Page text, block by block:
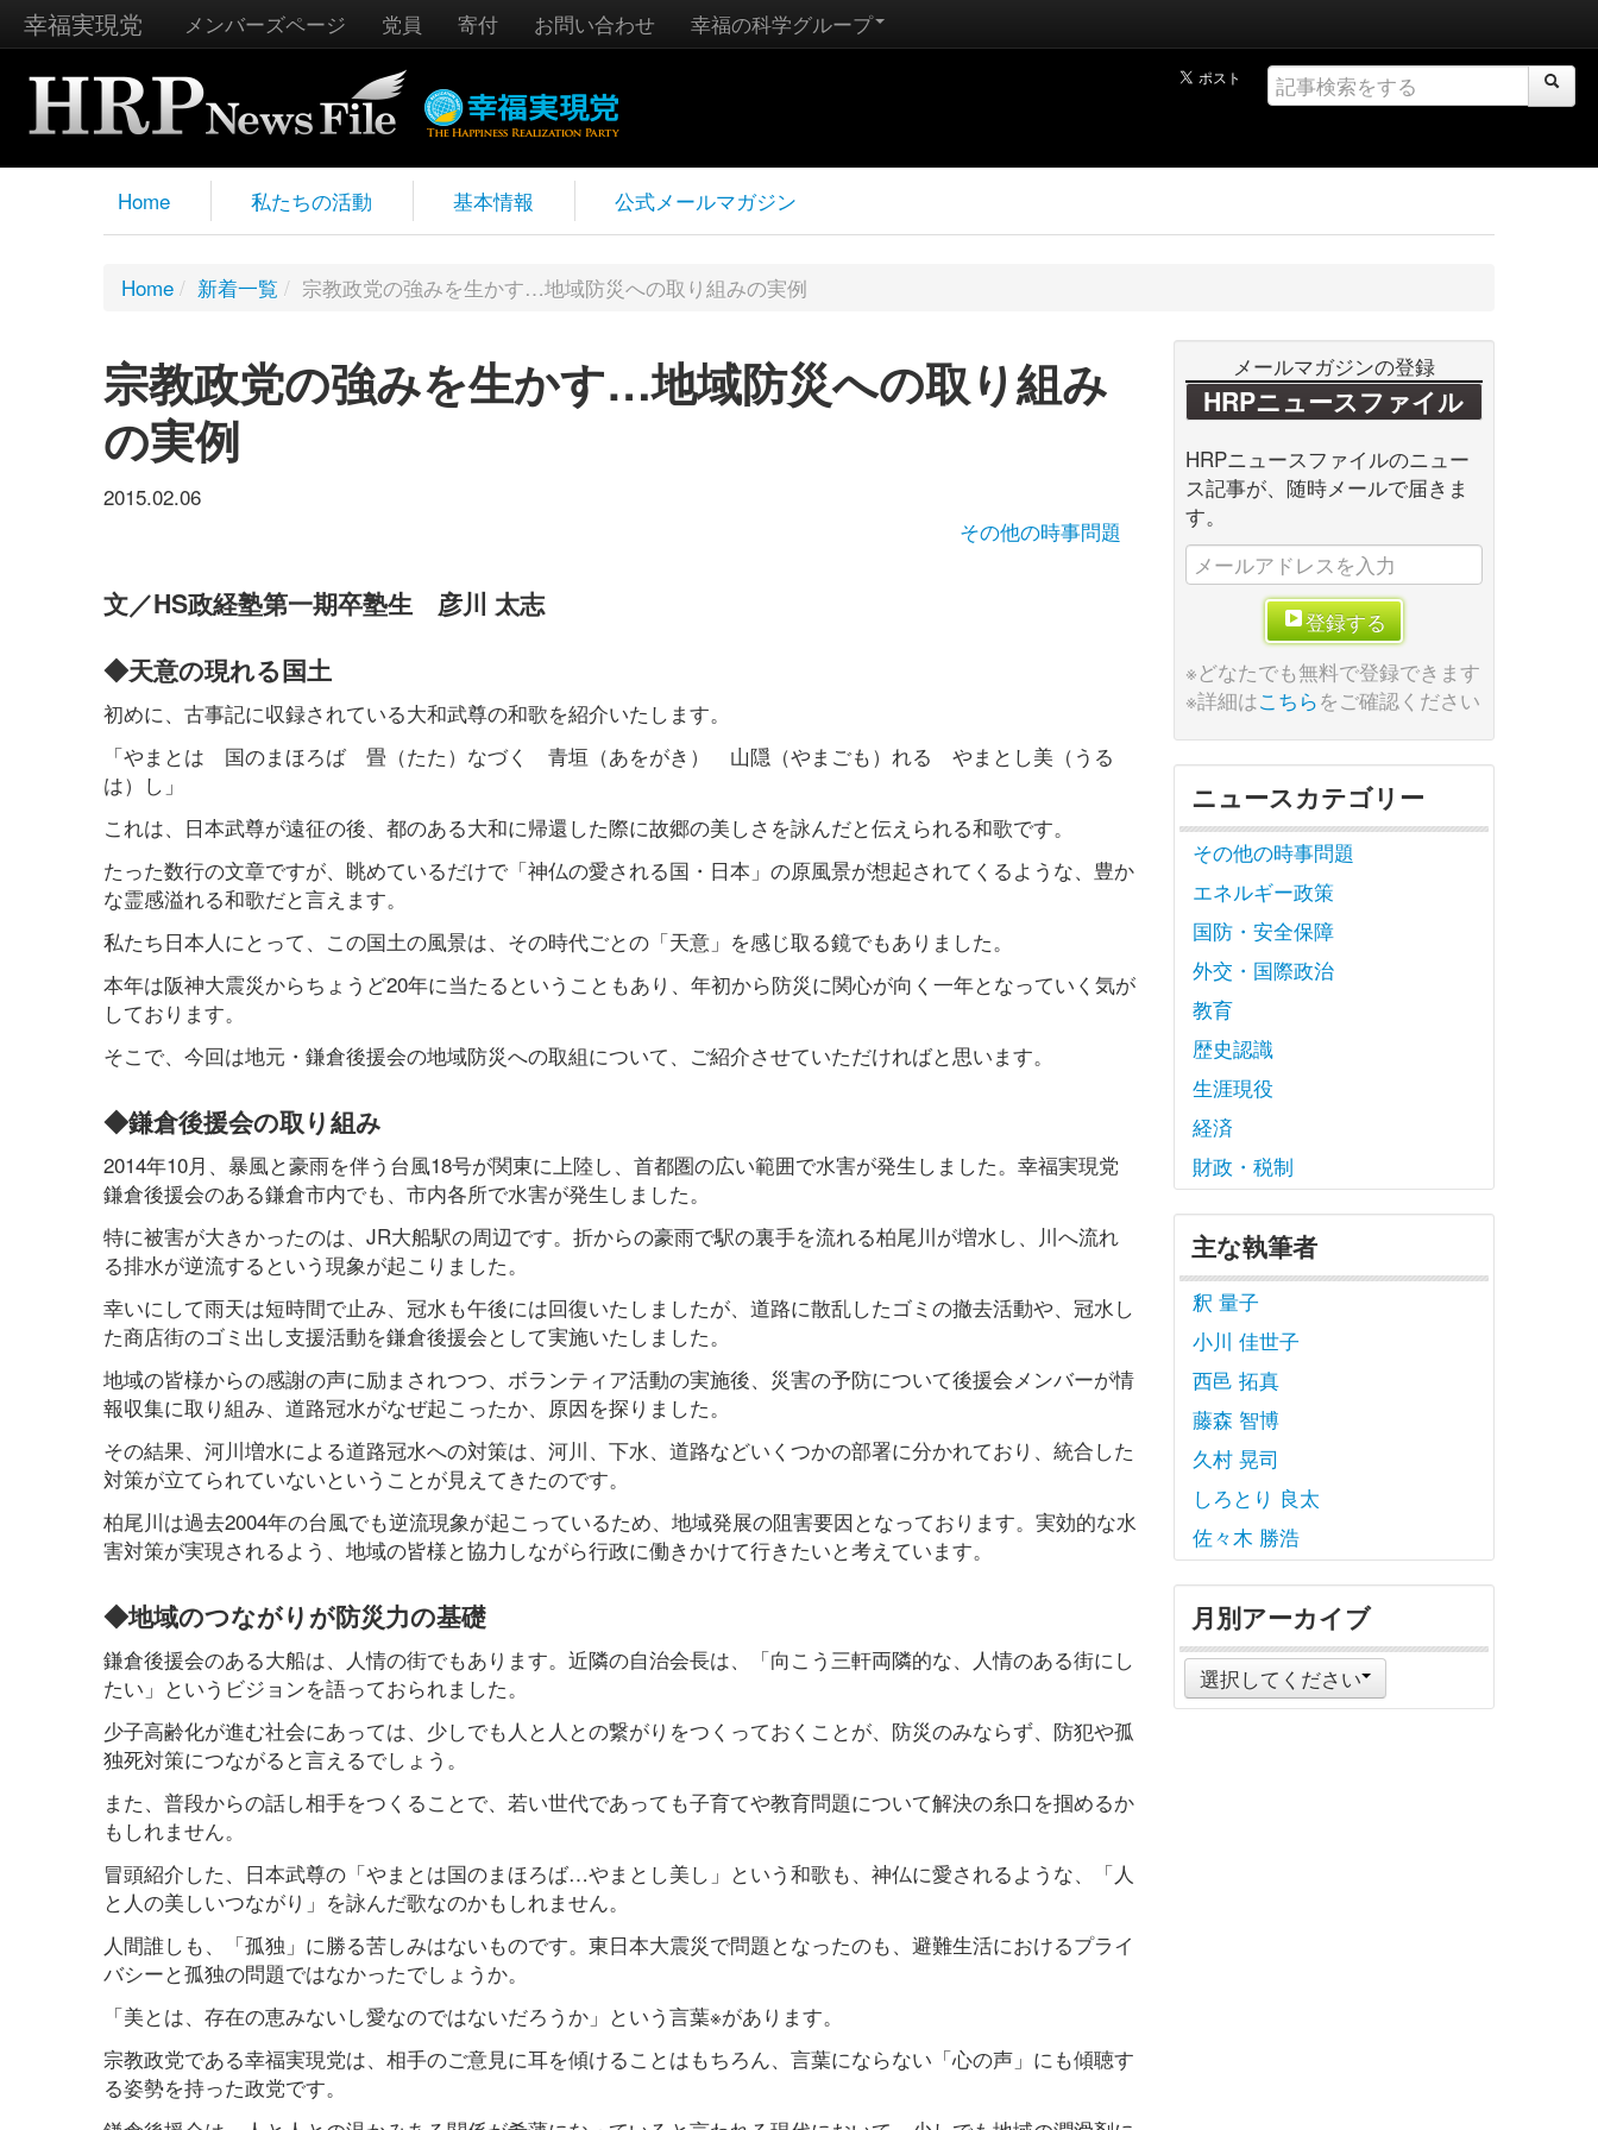
幸福実現党 メンバーズページ 党員 寄付 お問い合わせ 幸福の科学グループ
Home 私たちの活動 基本情報 公式メールマガジン
Home / 新着一覧 / 宗教政党の強みを生かす…地域防災への取り組みの実例
宗教政党の強みを生かす…地域防災への取り組み
の実例
2015.02.06
その他の時事問題
文／HS政経塾第一期卒塾生 彦川 太志
◆天意の現れる国土
初めに、古事記に収録されている大和武尊の和歌を紹介いたします。
「やまとは 国のまほろば 畳（たた）なづく 青垣（あをがき） 山隠（やまごも）れる やまとし美（うる
は）し」
これは、日本武尊が遠征の後、都のある大和に帰還した際に故郷の美しさを詠んだと伝えられる和歌です。
たった数行の文章ですが、眺めているだけで「神仏の愛される国・日本」の原風景が想起されてくるような、豊か
な霊感溢れる和歌だと言えます。
私たち日本人にとって、この国土の風景は、その時代ごとの「天意」を感じ取る鏡でもありました。
本年は阪神大震災からちょうど20年に当たるということもあり、年初から防災に関心が向く一年となっていく気が
しております。
そこで、今回は地元・鎌倉後援会の地域防災への取組について、ご紹介させていただければと思います。
◆鎌倉後援会の取り組み
2014年10月、暴風と豪雨を伴う台風18号が関東に上陸し、首都圏の広い範囲で水害が発生しました。幸福実現党
鎌倉後援会のある鎌倉市内でも、市内各所で水害が発生しました。
特に被害が大きかったのは、JR大船駅の周辺です。折からの豪雨で駅の裏手を流れる柏尾川が増水し、川へ流れ
る排水が逆流するという現象が起こりました。
幸いにして雨天は短時間で止み、冠水も午後には回復いたしましたが、道路に散乱したゴミの撤去活動や、冠水し
た商店街のゴミ出し支援活動を鎌倉後援会として実施いたしました。
地域の皆様からの感謝の声に励まされつつ、ボランティア活動の実施後、災害の予防について後援会メンバーが情
報収集に取り組み、道路冠水がなぜ起こったか、原因を探りました。
その結果、河川増水による道路冠水への対策は、河川、下水、道路などいくつかの部署に分かれており、統合した
対策が立てられていないということが見えてきたのです。
柏尾川は過去2004年の台風でも逆流現象が起こっているため、地域発展の阻害要因となっております。実効的な水
害対策が実現されるよう、地域の皆様と協力しながら行政に働きかけて行きたいと考えています。
◆地域のつながりが防災力の基礎
鎌倉後援会のある大船は、人情の街でもあります。近隣の自治会長は、「向こう三軒両隣的な、人情のある街にし
たい」というビジョンを語っておられました。
少子高齢化が進む社会にあっては、少しでも人と人との繋がりをつくっておくことが、防災のみならず、防犯や孤
独死対策につながると言えるでしょう。
また、普段からの話し相手をつくることで、若い世代であっても子育てや教育問題について解決の糸口を掴めるか
もしれません。
冒頭紹介した、日本武尊の「やまとは国のまほろば…やまとし美し」という和歌も、神仏に愛されるような、「人
と人の美しいつながり」を詠んだ歌なのかもしれません。
人間誰しも、「孤独」に勝る苦しみはないものです。東日本大震災で問題となったのも、避難生活におけるプライ
バシーと孤独の問題ではなかったでしょうか。
「美とは、存在の恵みないし愛なのではないだろうか」という言葉※があります。
宗教政党である幸福実現党は、相手のご意見に耳を傾けることはもちろん、言葉にならない「心の声」にも傾聴す
る姿勢を持った政党です。
メールマガジンの登録
HRPニュースファイル
HRPニュースファイルのニュー
ス記事が、随時メールで届きま
す。
登録する
※どなたでも無料で登録できます
※詳細はこちらをご確認ください
ニュースカテゴリー
その他の時事問題
エネルギー政策
国防・安全保障
外交・国際政治
教育
歴史認識
生涯現役
経済
財政・税制
主な執筆者
釈 量子
小川 佳世子
西邑 拓真
藤森 智博
久村 晃司
しろとり 良太
佐々木 勝浩
月別アーカイブ
選択してください